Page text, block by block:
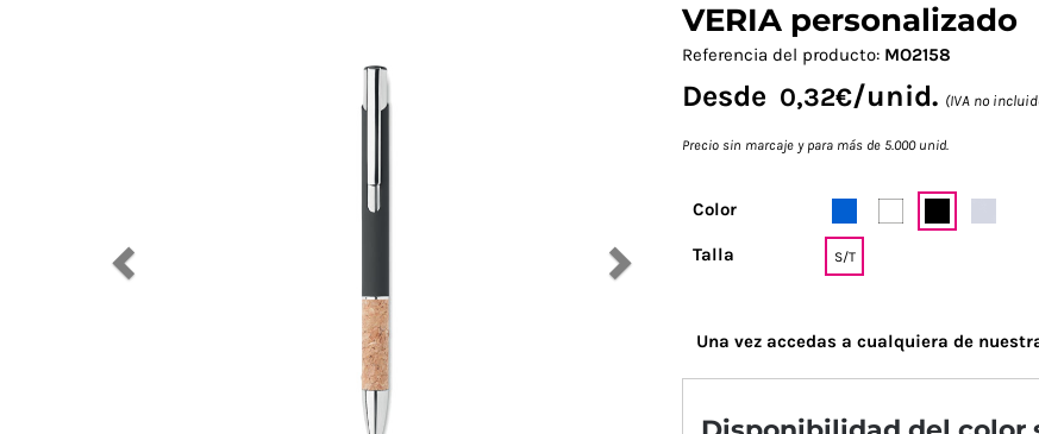
VERIA personalizado
Referencia del producto: MO2158
Desde 0,32€/unid. (IVA no
Precio sin marcaje y para más de 5.000 unid.
Color
Talla S/T
Una vez accedas a cualquiera de